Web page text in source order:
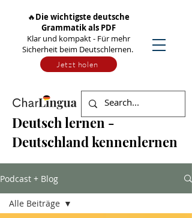
🔥Die wichtigste deutsche
Grammatik als PDF
Klar und kompakt - Für mehr
Sicherheit beim Deutschlernen.
Jetzt holen
Deutsch lernen -
Deutschland kennenlernen
Podcast + Blog
Alle Beiträge